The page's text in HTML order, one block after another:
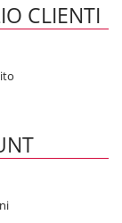
CLIENTI